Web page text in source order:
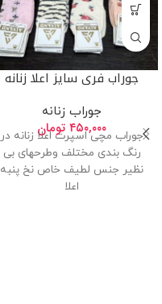
جوراب فری سایز اعلا زنانه
جوراب زنانه
۴۵۰,۰۰۰ تومان
جوراب مچی اسپرت اعلا زنانه در
رنگ بندی مختلف وطرحهای بی
نظیر جنس لطیف خاص نخ پنبه
اعلا